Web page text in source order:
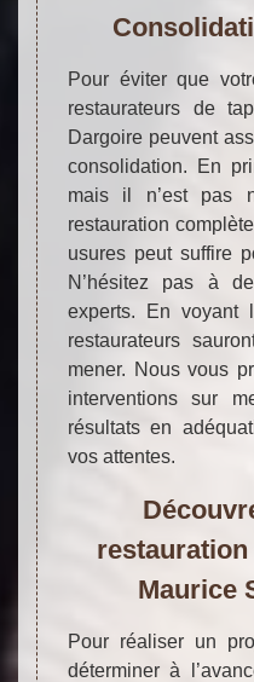
Pour éviter que
restaurateurs de
Dargoire peuvent
consolidation. En
mais il n’est pas
restauration
usures peut suffire
N’hésitez pas à
experts. En voyant
restaurateurs
mener. Nous vous
interventions sur
résultats en
vos attentes.
restauration
Maurice
Pour réaliser un
déterminer à